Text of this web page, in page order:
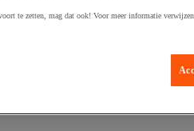
te zetten, mag dat ook! Voor meer informatie